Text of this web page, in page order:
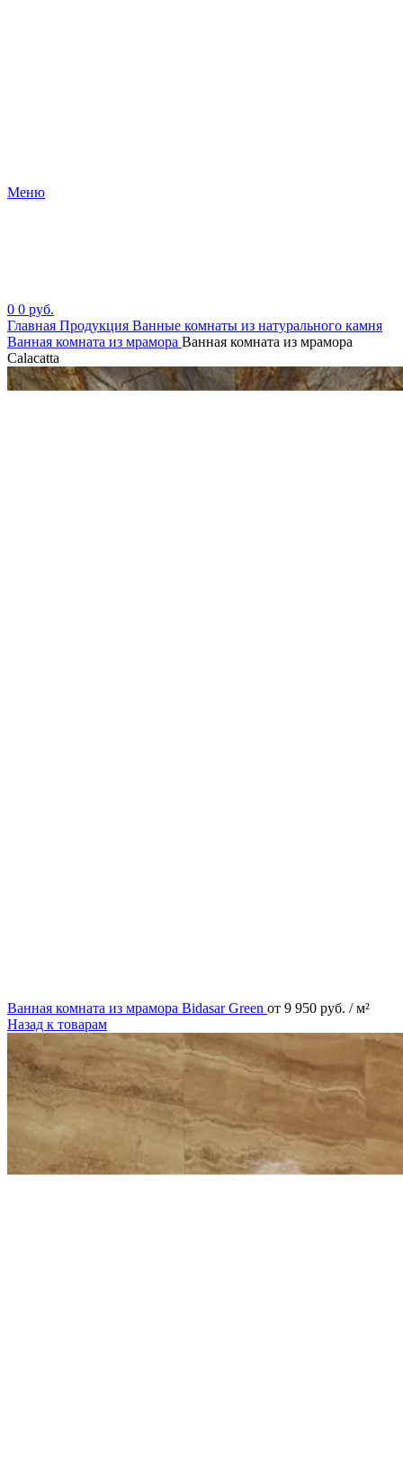
Меню
0 0 руб.
Главная Продукция Ванные комнаты из натурального камня
Ванная комната из мрамора Ванная комната из мрамора
Calacatta
Ванная комната из мрамора Bidasar Green от 9 950 руб. / м²
Назад к товарам